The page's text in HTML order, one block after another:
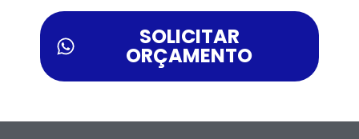
SOLICITAR
ORÇAMENTO